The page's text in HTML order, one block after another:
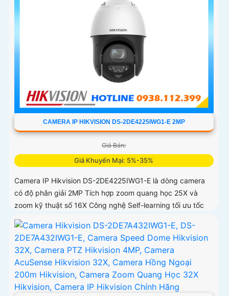
CAMERA IP HIKVISION DS-2DE4225IWG1-E 2MP
Giá Bán:
Giá Khuyến Mại: 5%-35%
Camera IP Hikvision DS-2DE4225IWG1-E là dòng camera
có độ phân giải 2MP Tích hợp zoom quang học 25X và
zoom kỹ thuật số 16X Công nghệ Self-learning tối ưu tốc
độ lấy nét, trong khi AI AcuSense hỗ trợ nhận diện người và
phương tiện, chụp tối đa 5 khuôn mặt đồng thời